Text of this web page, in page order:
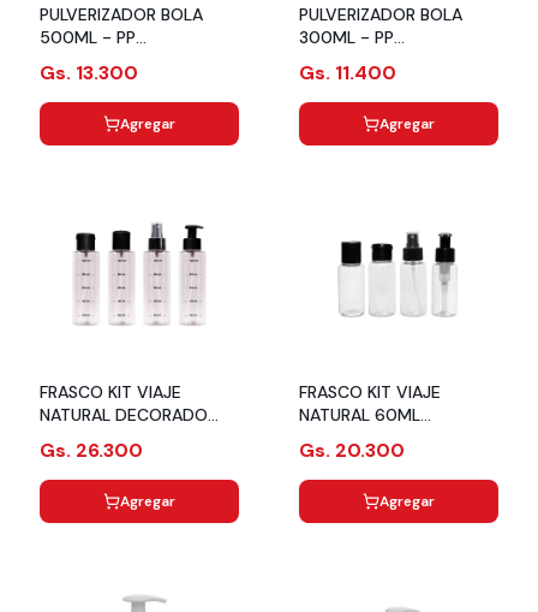
PULVERIZADOR BOLA
500ML - PP
Gs. 13.300
Agregar
PULVERIZADOR BOLA
300ML - PP
Gs. 11.400
Agregar
FRASCO KIT VIAJE
NATURAL DECORADO
Gs. 26.300
Agregar
FRASCO KIT VIAJE
NATURAL 60ML
Gs. 20.300
Agregar